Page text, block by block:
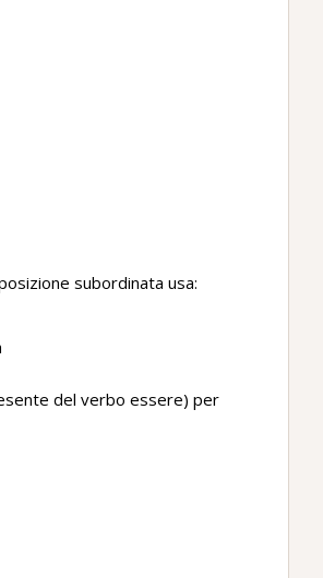
subordinata usa:
del verbo essere) per